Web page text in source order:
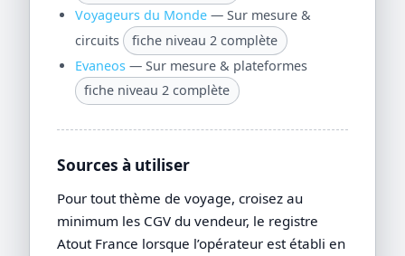
Voyageurs du Monde— Sur mesure &
circuits
fiche niveau 2 complète
Evaneos— Sur mesure & plateformes
fiche niveau 2 complète
Sources à utiliser
Pour tout thème de voyage, croisez au
minimum les CGV du vendeur, le registre
Atout France lorsque l’opérateur est établi en